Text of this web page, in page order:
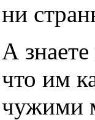
ни
А
что им
чужими